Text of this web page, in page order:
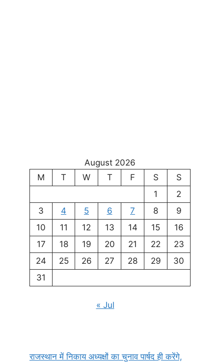
August 2026
M
T W T F S
S
1
2
3
4 5 6 7 8
9
10
11 12 13 14 15
16
17
18 19 20 21 22
23
24
25 26 27 28 29
30
31
« Jul
राजस्थान में निकाय अध्यक्षों का चुनाव पार्षद ही करेंगे,